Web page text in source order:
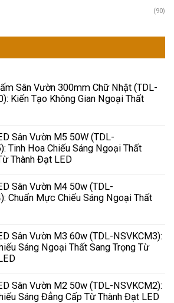
(90)
Sân Vườn 300mm Chữ Nhật (TDL-
Kiến Tạo Không Gian Ngoại Thất
Sân Vườn M5 50W (TDL-
Tinh Hoa Chiếu Sáng Ngoại Thất
Thành Đạt LED
Sân Vườn M4 50w (TDL-
Chuẩn Mực Chiếu Sáng Ngoại Thất
Sân Vườn M3 60w (TDL-NSVKCM3):
Sáng Ngoại Thất Sang Trọng Từ
Sân Vườn M2 50w (TDL-NSVKCM2):
Sáng Đẳng Cấp Từ Thành Đạt LED